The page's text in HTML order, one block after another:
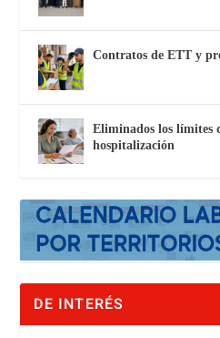
Contratos de ETT y
Eliminados los límites
hospitalización
DE INTERÉS